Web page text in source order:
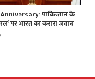
पाकिस्तान के
पर भारत का करारा जवाब